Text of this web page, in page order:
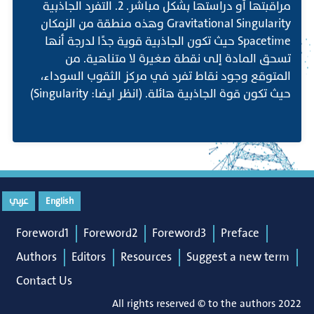
مراقبتها أو دراستها بشكل مباشر. 2. التفرد الجاذبية
Gravitational Singularity وهذه منطقة من الزمكان
Spacetime حيث تكون الجاذبية قوية جدًا لدرجة أنها
تسحق المادة إلى نقطة صغيرة لا متناهية. من
المتوقع وجود نقاط تفرد في مركز الثقوب السوداء،
حيث تكون قوة الجاذبية هائلة. (انظر ايضا: Singularity)
English عربي
Foreword1 Foreword2 Foreword3
Preface
Authors
Editors Resources
Suggest a new term
Contact Us
All rights reserved © to the authors 2022